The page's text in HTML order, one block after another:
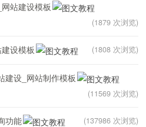
站建设模板
(1879 次浏览)
设模板 (1808 次浏览)
建设_网站制作模板
(11569 次浏览)
功能
(137986 次浏览)